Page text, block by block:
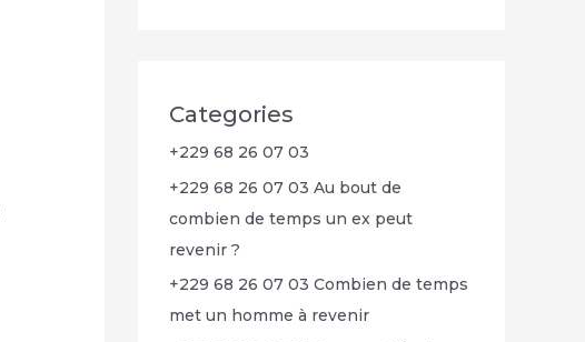
Categories
+229 68 26 07 03
+229 68 26 07 03 Au bout de
combien de temps un ex peut
revenir ?
+229 68 26 07 03 Combien de temps
met un homme à revenir